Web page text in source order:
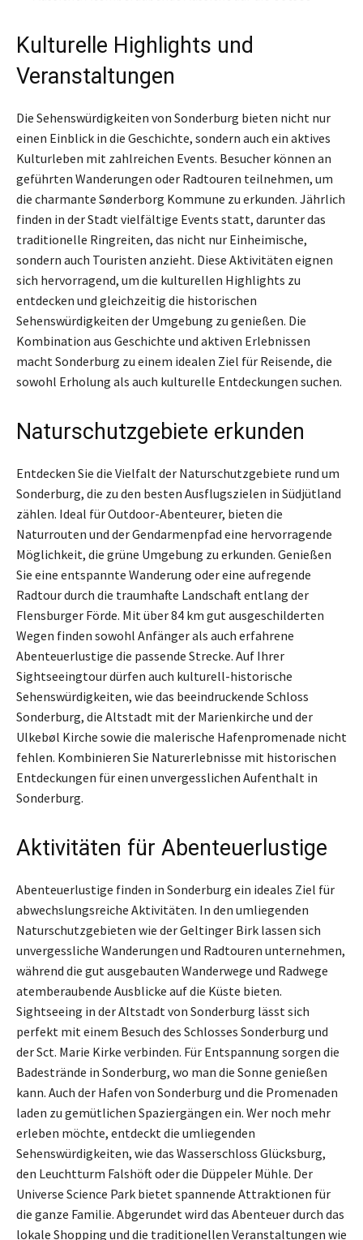
Kulturelle Highlights und
Veranstaltungen
Die Sehenswürdigkeiten von Sonderburg bieten nicht nur
einen Einblick in die Geschichte, sondern auch ein aktives
Kulturleben mit zahlreichen Events. Besucher können an
geführten Wanderungen oder Radtouren teilnehmen, um
die charmante Sønderborg Kommune zu erkunden. Jährlich
finden in der Stadt vielfältige Events statt, darunter das
traditionelle Ringreiten, das nicht nur Einheimische,
sondern auch Touristen anzieht. Diese Aktivitäten eignen
sich hervorragend, um die kulturellen Highlights zu
entdecken und gleichzeitig die historischen
Sehenswürdigkeiten der Umgebung zu genießen. Die
Kombination aus Geschichte und aktiven Erlebnissen
macht Sonderburg zu einem idealen Ziel für Reisende, die
sowohl Erholung als auch kulturelle Entdeckungen suchen.
Naturschutzgebiete erkunden
Entdecken Sie die Vielfalt der Naturschutzgebiete rund um
Sonderburg, die zu den besten Ausflugszielen in Südjütland
zählen. Ideal für Outdoor-Abenteurer, bieten die
Naturrouten und der Gendarmenpfad eine hervorragende
Möglichkeit, die grüne Umgebung zu erkunden. Genießen
Sie eine entspannte Wanderung oder eine aufregende
Radtour durch die traumhafte Landschaft entlang der
Flensburger Förde. Mit über 84 km gut ausgeschilderten
Wegen finden sowohl Anfänger als auch erfahrene
Abenteuerlustige die passende Strecke. Auf Ihrer
Sightseeingtour dürfen auch kulturell-historische
Sehenswürdigkeiten, wie das beeindruckende Schloss
Sonderburg, die Altstadt mit der Marienkirche und der
Ulkebøl Kirche sowie die malerische Hafenpromenade nicht
fehlen. Kombinieren Sie Naturerlebnisse mit historischen
Entdeckungen für einen unvergesslichen Aufenthalt in
Sonderburg.
Aktivitäten für Abenteuerlustige
Abenteuerlustige finden in Sonderburg ein ideales Ziel für
abwechslungsreiche Aktivitäten. In den umliegenden
Naturschutzgebieten wie der Geltinger Birk lassen sich
unvergessliche Wanderungen und Radtouren unternehmen,
während die gut ausgebauten Wanderwege und Radwege
atemberaubende Ausblicke auf die Küste bieten.
Sightseeing in der Altstadt von Sonderburg lässt sich
perfekt mit einem Besuch des Schlosses Sonderburg und
der Sct. Marie Kirke verbinden. Für Entspannung sorgen die
Badestrände in Sonderburg, wo man die Sonne genießen
kann. Auch der Hafen von Sonderburg und die Promenaden
laden zu gemütlichen Spaziergängen ein. Wer noch mehr
erleben möchte, entdeckt die umliegenden
Sehenswürdigkeiten, wie das Wasserschloss Glücksburg,
den Leuchtturm Falshöft oder die Düppeler Mühle. Der
Universe Science Park bietet spannende Attraktionen für
die ganze Familie. Abgerundet wird das Abenteuer durch das
lokale Shopping und die traditionellen Veranstaltungen wie